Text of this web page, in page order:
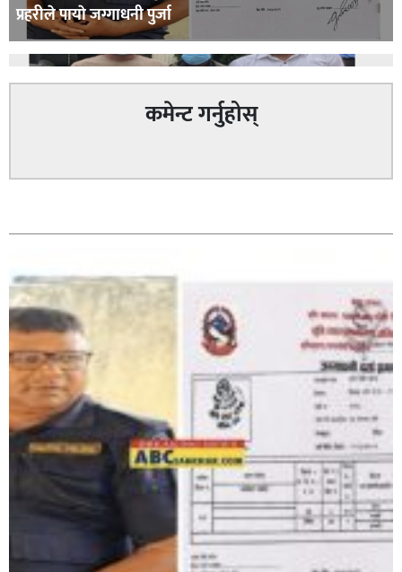
प्रहरीले पायाे जग्गाधनी पुर्जा
भिक्षा मागेर कारमा घुम्ने बाबाहरूलाई दाङ प्रहरीले पक्राउ,भारत
फर्कने सर्तमा रिहा,
कमेन्ट गर्नुहोस्